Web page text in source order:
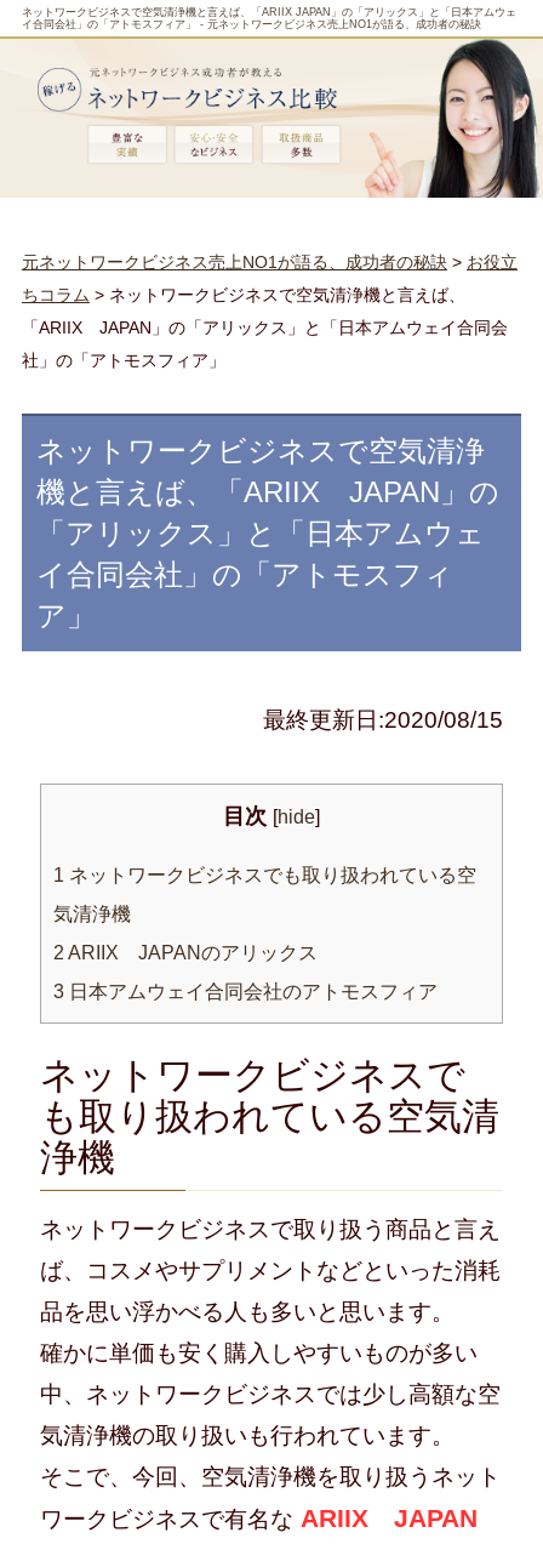
ネットワークビジネスで空気清浄機と言えば、「ARIIX JAPAN」の「アリックス」と「日本アムウェ
イ合同会社」の「アトモスフィア」 - 元ネットワークビジネス売上NO1が語る、成功者の秘訣
元ネットワークビジネス売上NO1が語る、成功者の秘訣> お役立
ちコラム > ネットワークビジネスで空気清浄機と言えば、
「ARIIX JAPAN」の「アリックス」と「日本アムウェイ合同会
社」の「アトモスフィア」
ネットワークビジネスで空気清浄
機と言えば、「ARIIX JAPAN」の
「アリックス」と「日本アムウェ
イ合同会社」の「アトモスフィ
ア」
最終更新日:2020/08/15
目次 [hide]
1 ネットワークビジネスでも取り扱われている空
気清浄機
2 ARIIX JAPANのアリックス
3 日本アムウェイ合同会社のアトモスフィア
ネットワークビジネスで
も取り扱われている空気清
浄機
ネットワークビジネスで取り扱う商品と言え
ば、コスメやサプリメントなどといった消耗
品を思い浮かべる人も多いと思います。
確かに単価も安く購入しやすいものが多い
中、ネットワークビジネスでは少し高額な空
気清浄機の取り扱いも行われています。
そこで、今回、空気清浄機を取り扱うネット
ワークビジネスで有名な ARIIX JAPAN